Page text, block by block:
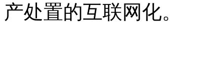
产处置的互联网化。